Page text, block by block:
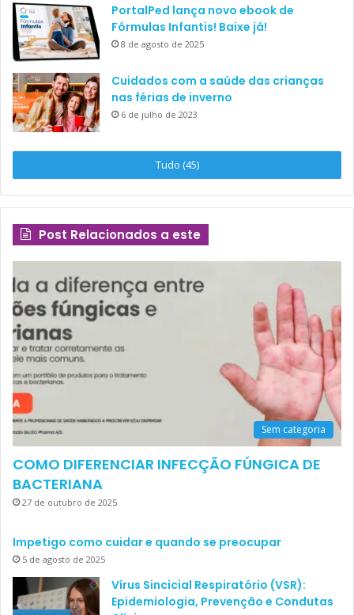
PortalPed lança novo ebook de
Fórmulas Infantis! Baixe já!
8 de agosto de 2025
Cuidados com a saúde das crianças
nas férias de inverno
6 de julho de 2023
Tudo (45)
Post Relacionados a este
Sem categoria
COMO DIFERENCIAR INFECÇÃO FÚNGICA DE
BACTERIANA
27 de outubro de 2025
Impetigo como cuidar e quando se preocupar
5 de agosto de 2025
Vírus Sincicial Respiratório (VSR):
Epidemiologia, Prevenção e Condutas